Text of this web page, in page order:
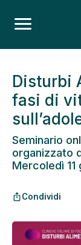
Disturbi
fasi di
Seminario
organizzato
Mercoledì 11
ios_shareCondividi